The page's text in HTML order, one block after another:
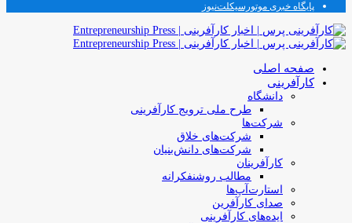
پایگاه خبری موتورسیکلت‌نیوز
صفحه اصلی
کارآفرینی
دانشگاه
طرح ملی ترویج کارآفرینی
شرکت‌ها
شرکت‌های خلاق
شرکت‌های دانش‌بنیان
کارآفرینان
مطالب روشنفکرانه
استارت‌آپ‌ها
صدای کارآفرین
ایده‌های کارآفرینی